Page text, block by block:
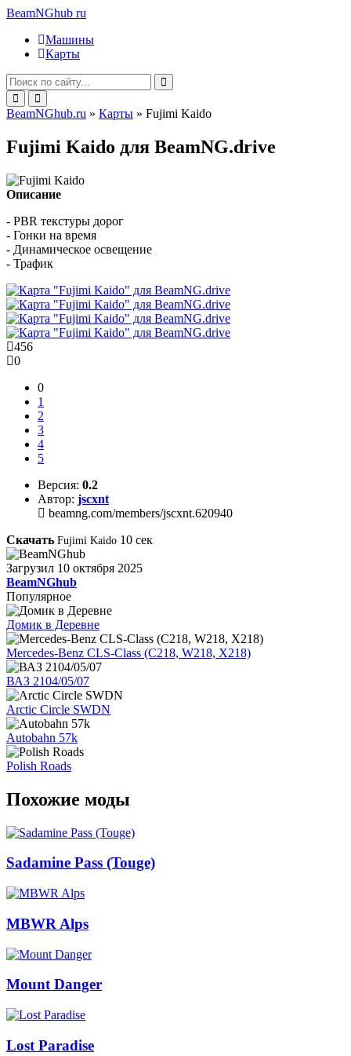
BeamNGhub ru
Машины
Карты
BeamNGhub.ru » Карты » Fujimi Kaido
Fujimi Kaido для BeamNG.drive
Описание
- PBR текстуры дорог
- Гонки на время
- Динамическое освещение
- Трафик
456
0
0
1
2
3
4
5
Версия: 0.2
Автор: jscxnt
beamng.com/members/jscxnt.620940
Скачать Fujimi Kaido 10 сек
Загрузил 10 октября 2025
BeamNGhub
Популярное
Домик в Деревне
Mercedes-Benz CLS-Class (C218, W218, X218)
ВАЗ 2104/05/07
Arctic Circle SWDN
Autobahn 57k
Polish Roads
Похожие моды
Sadamine Pass (Touge)
MBWR Alps
Mount Danger
Lost Paradise